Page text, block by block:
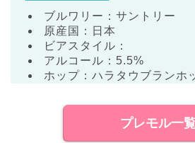
ブルワリー：サントリー
原産国：日本
ビアスタイル：
アルコール：5.5%
ホップ：ハラタウブランホ
プレモル一